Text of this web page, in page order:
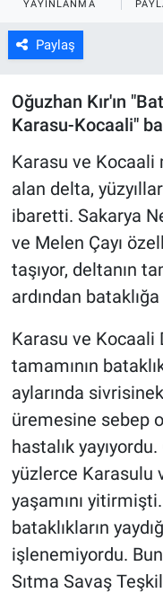
YAYINLANMA
Paylaş
Oğuzhan Kır'ın
Karasu-Kocaali"
Karasu ve Kocaali
alan delta,
ibaretti. Sakarya
ve Melen Çayı
taşıyor, deltanın
ardından
Karasu ve Kocaali
tamamının
aylarında
üremesine sebep
hastalık
yüzlerce Karasulu
yaşamını
bataklıkların
işlenemiyordu.
Sıtma Savaş